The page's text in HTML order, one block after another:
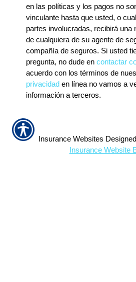
en las políticas y los pagos no
vinculante hasta que usted, o
partes involucradas, recibirá una
de cualquiera de su agente de
compañía de seguros. Si usted
pregunta, no dude en contactar
acuerdo con los términos de
privacidaden línea no vamos a
información a terceros.
Insurance Websites
Insurance Website